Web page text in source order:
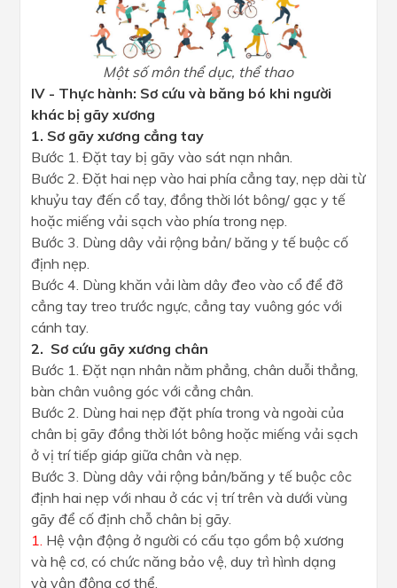
Một số môn thể dục, thể thao
IV - Thực hành: Sơ cứu và băng bó khi người
khác bị gãy xương
1. Sơ gãy xương cẳng tay
Bước 1. Đặt tay bị gãy vào sát nạn nhân.
Bước 2. Đặt hai nẹp vào hai phía cẳng tay, nẹp dài từ
khuỷu tay đến cổ tay, đồng thời lót bông/ gạc y tế
hoặc miếng vải sạch vào phía trong nẹp.
Bước 3. Dùng dây vải rộng bản/ băng y tế buộc cố
định nẹp.
Bước 4. Dùng khăn vải làm dây đeo vào cổ để đỡ
cẳng tay treo trước ngực, cẳng tay vuông góc với
cánh tay.
2. Sơ cứu gãy xương chân
Bước 1. Đặt nạn nhân nằm phẳng, chân duỗi thẳng,
bàn chân vuông góc với cẳng chân.
Bước 2. Dùng hai nẹp đặt phía trong và ngoài của
chân bị gãy đồng thời lót bông hoặc miếng vải sạch
ở vị trí tiếp giáp giữa chân và nẹp.
Bước 3. Dùng dây vải rộng bản/băng y tế buộc côc
định hai nẹp với nhau ở các vị trí trên và dưới vùng
gãy để cố định chỗ chân bị gãy.
1. Hệ vận động ở người có cấu tạo gồm bộ xương
và hệ cơ, có chức năng bảo vệ, duy trì hình dạng
và vận động cơ thể.